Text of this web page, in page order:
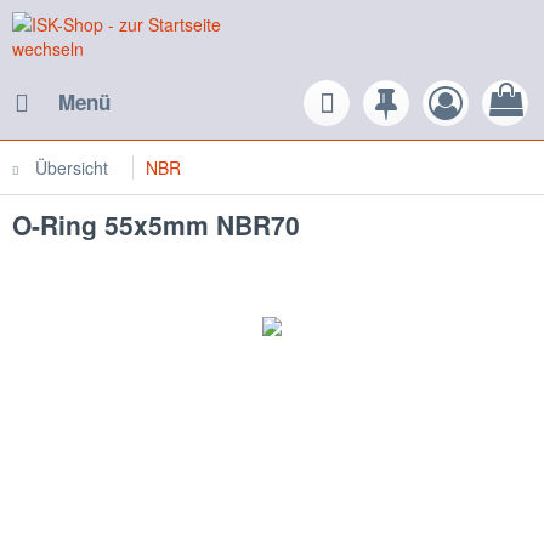
Menü
Übersicht NBR
O-Ring 55x5mm NBR70